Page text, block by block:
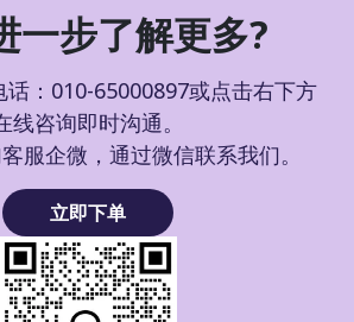
一步了解更多?
话：010-65000897或点击右下方
线咨询即时沟通。
服企微，通过微信联系我们。
立即下单